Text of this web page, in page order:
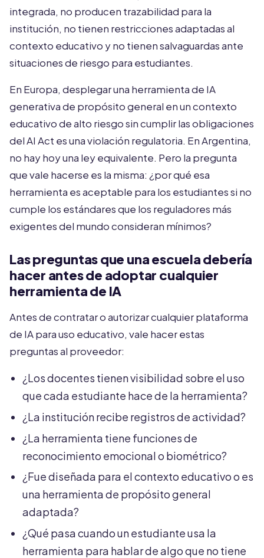
integrada, no producen trazabilidad para la
institución, no tienen restricciones adaptadas al
contexto educativo y no tienen salvaguardas ante
situaciones de riesgo para estudiantes.
En Europa, desplegar una herramienta de IA
generativa de propósito general en un contexto
educativo de alto riesgo sin cumplir las obligaciones
del AI Act es una violación regulatoria. En Argentina,
no hay hoy una ley equivalente. Pero la pregunta
que vale hacerse es la misma: ¿por qué esa
herramienta es aceptable para los estudiantes si no
cumple los estándares que los reguladores más
exigentes del mundo consideran mínimos?
Las preguntas que una escuela debería
hacer antes de adoptar cualquier
herramienta de IA
Antes de contratar o autorizar cualquier plataforma
de IA para uso educativo, vale hacer estas
preguntas al proveedor:
¿Los docentes tienen visibilidad sobre el uso
que cada estudiante hace de la herramienta?
¿La institución recibe registros de actividad?
¿La herramienta tiene funciones de
reconocimiento emocional o biométrico?
¿Fue diseñada para el contexto educativo o es
una herramienta de propósito general
adaptada?
¿Qué pasa cuando un estudiante usa la
herramienta para hablar de algo que no tiene